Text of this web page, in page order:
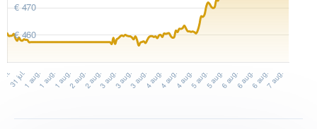
Wilt u uwgouden munten verkopen? Holland Gold biedt een
ons hebt gekocht, kopen wij in. Op onze website onder het
kopje ‘verkopen aan ons’ kunt u zien wat wij voor de munt